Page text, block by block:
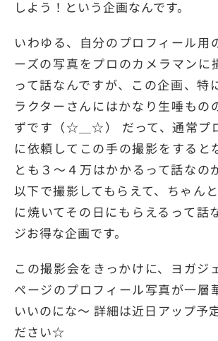
しよう！という企画なんです。
いわゆる、自分のプロフィール用
ーズの写真をプロのカメラマンに
って話なんですが、この企画、特
ラクターさんにはかなり生唾もの
ずです（☆＿☆） だって、通常プ
に依頼してこの手の撮影をすると
とも３〜４万はかかるって話なの
以下で撮影してもらえて、ちゃん
に焼いてその日にもらえるって話
ジお得な企画です。
この撮影会をきっかけに、ヨガジ
ページのプロフィール写真が一層
いいのにな〜 詳細は近日アップ予
ださい☆